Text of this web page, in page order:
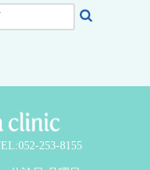
253-8155